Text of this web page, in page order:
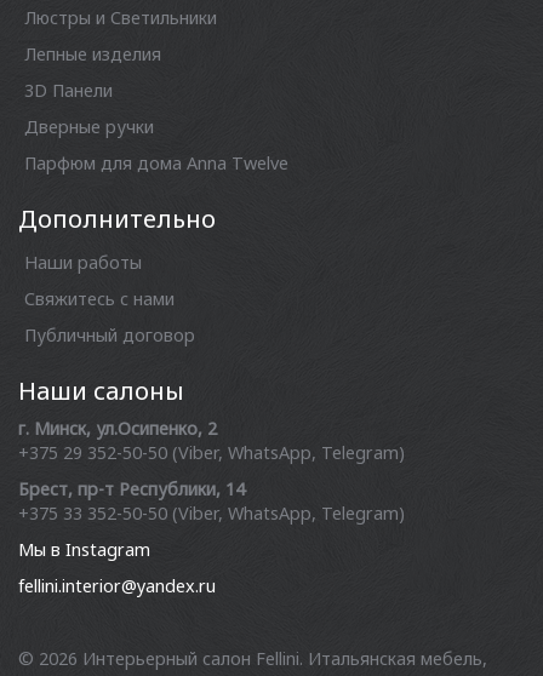
Люстры и Светильники
Лепные изделия
3D Панели
Дверные ручки
Парфюм для дома Anna Twelve
Дополнительно
Наши работы
Свяжитесь с нами
Публичный договор
Наши салоны
г. Минск, ул.Осипенко, 2
+375 29 352-50-50 (Viber, WhatsApp, Telegram)
Брест, пр-т Республики, 14
+375 33 352-50-50 (Viber, WhatsApp, Telegram)
Мы в Instagram
fellini.interior@yandex.ru
© 2026 Интерьерный салон Fellini. Итальянская мебель,